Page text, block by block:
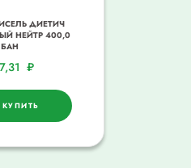
ДИЕТИЧ
НЕЙТР 400,0
БАН
₽
КУПИТЬ